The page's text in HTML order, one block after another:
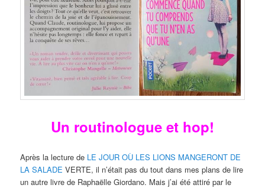
Un routinologue et hop!
Après la lecture de LE JOUR OÙ LES LIONS MANGERONT DE
LA SALADE VERTE, il n’était pas du tout dans mes plans de lire
un autre livre de Raphaëlle Giordano. Mais j’ai été attiré par le